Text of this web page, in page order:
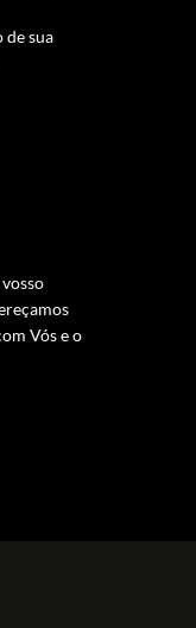
de sua
Vós e o